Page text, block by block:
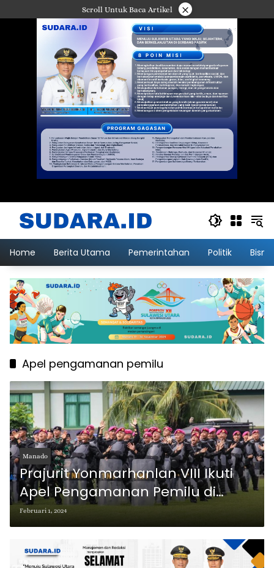
ke
Scroll Untuk Baca Artikel ×
Home Berita Utama Pemerintahan Politik
Apel pengamanan pemilu
Manado
Prajurit Yonmarhanlan VIII Ikuti
Apel Pengamanan Pemilu di
Makodam XIII/Merdeka
Februari 1, 2024